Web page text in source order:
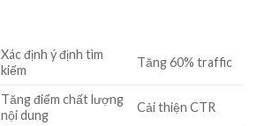
Xác định ý định tìm
kiếm
Tăng 60% traffic
Tăng điểm chất lượng
nội dung
Cải thiện CTR